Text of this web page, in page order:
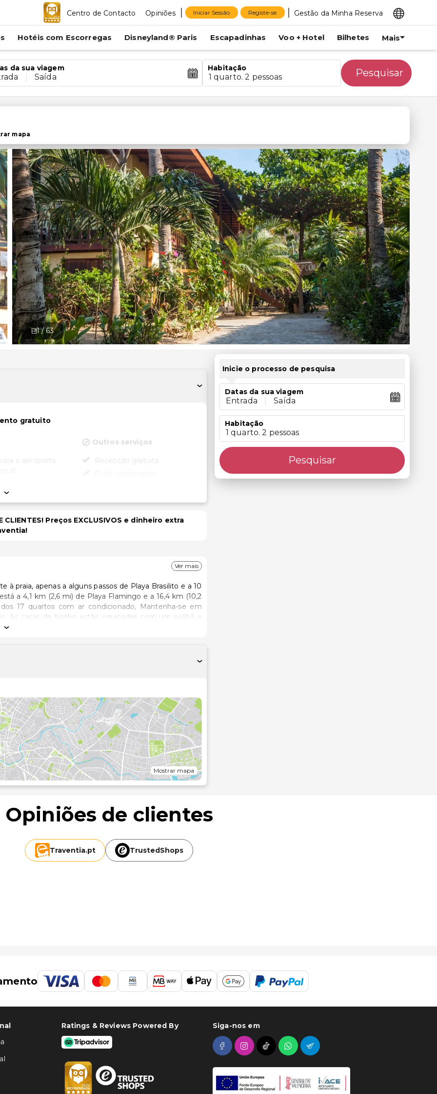
Centro de Contacto Opiniões Iniciar Sessão Registe-se Gestão da Minha Reserva
Hotéis com Escorregas Disneyland® Paris Escapadinhas Voo + Hotel Bilhetes Mais
da sua viagem
Saída
Habitação
1 quarto. 2 pessoas Pesquisar
mapa
1 /63
gratuito
o aeroporto
para
concierge
cadeira de rodas
no local acessível
de rodas
acessível para
Outros serviços
Recepção gratuita
CLIENTES! Preços EXCLUSIVOS e dinheiro extra
Ver mais
praia, apenas a alguns passos de Playa Brasilito e a 10
17 quartos com ar condicionado, Mantenha-se em
As casas de banho estão equipadas com um polibã e
do jardim ou tire partido das várias comodidades e
à beira da praia onde se pode refrescar com uma
ou, quando o tempo o permitir, jantar ao ar livre. O
no lobby, uma receção aberta 24 horas e assistência
sobretaxa e
à 0,1 milha e ao quilómetro mais próximo.
km/37,6 mi
Mostrar mapa
Inicie o processo de pesquisa
Datas da sua viagem
Entrada Saída
Habitação
1 quarto. 2 pessoas
Pesquisar
Opiniões de clientes
Traventia.pt TrustedShops
Ratings & Reviews Powered By Siga-nos em